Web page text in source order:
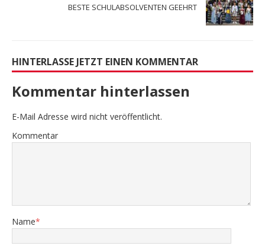
BESTE SCHULABSOLVENTEN GEEHRT
HINTERLASSE JETZT EINEN KOMMENTAR
Kommentar hinterlassen
E-Mail Adresse wird nicht veröffentlicht.
Kommentar
Name*